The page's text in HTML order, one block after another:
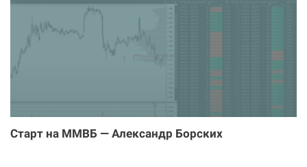
Старт на ММВБ — Александр Борских